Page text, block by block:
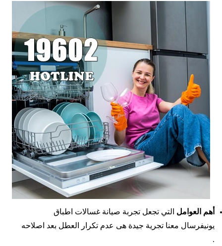
أهم العوامل التي تجعل تجربة صيانة غسالات اطباق
يونيفرسال معنا تجرية جيدة هى عدم تكرار العطل بعد اصلاحه
.